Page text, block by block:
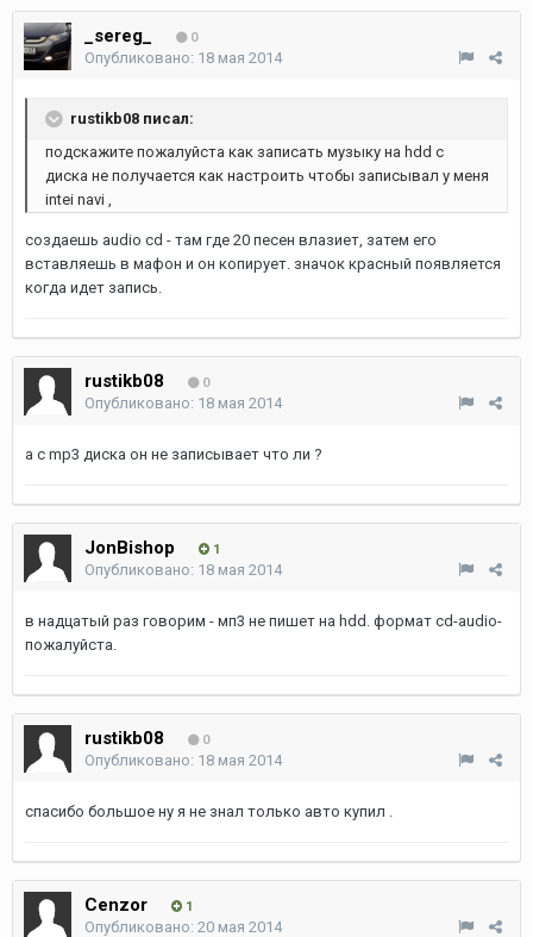
_sereg_ 0
Опубликовано: 18 мая 2014
rustikb08 писал:
подскажите пожалуйста как записать музыку на hdd с
диска не получается как настроить чтобы записывал у меня
intei navi ,
создаешь audio cd - там где 20 песен влазиет, затем его
вставляешь в мафон и он копирует. значок красный появляется
когда идет запись.
rustikb08 0
Опубликовано: 18 мая 2014
а с mp3 диска он не записывает что ли ?
JonBishop 1
Опубликовано: 18 мая 2014
в надцатый раз говорим - мп3 не пишет на hdd. формат cd-audio-
пожалуйста.
rustikb08 0
Опубликовано: 18 мая 2014
спасибо большое ну я не знал только авто купил .
Cenzor 1
Опубликовано: 20 мая 2014